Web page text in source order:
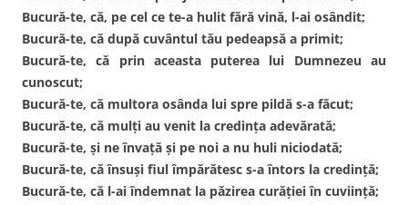
Bucură-te, că, pe cel ce te-a hulit fără vină, l-ai osândit;
Bucură-te, că după cuvântul tău pedeapsă a primit;
Bucură-te, că prin aceasta puterea lui Dumnezeu au
cunoscut;
Bucură-te, că multora osânda lui spre pildă s-a făcut;
Bucură-te, că mulţi au venit la credinţa adevărată;
Bucură-te, şi ne învaţă şi pe noi a nu huli niciodată;
Bucură-te, că însuşi fiul împărătesc s-a întors la credinţă;
Bucură-te, că l-ai îndemnat la păzirea curăţiei în cuviinţă;